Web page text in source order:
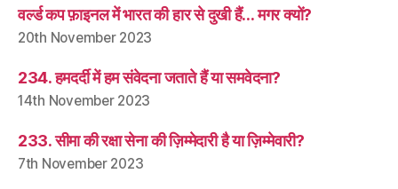
वर्ल्ड कप फ़ाइनल में भारत की हार से दुखी हैं… मगर क्यों?
20th November 2023
234. हमदर्दी में हम संवेदना जताते हैं या समवेदना?
14th November 2023
233. सीमा की रक्षा सेना की ज़िम्मेदारी है या ज़िम्मेवारी?
7th November 2023